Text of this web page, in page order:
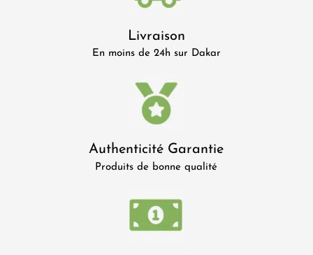
Livraison
En moins de 24h sur Dakar
Authenticité Garantie
Produits de bonne qualité